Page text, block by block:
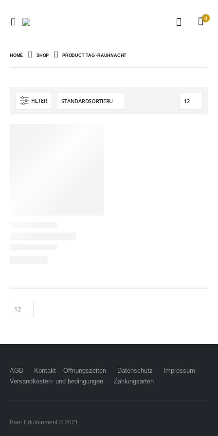
0
HOME SHOP PRODUCT TAG - RAUHNACHT
FILTER
AGB Kontakt – Öffnungszeiten Datenschutz
Impressum
Versandkosten- und bedingungen
Zahlungsarten
Baer Edutainment © 2021